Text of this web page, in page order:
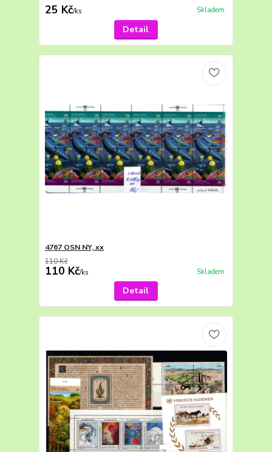
25 Kč/ks Skladem
Detail
4767 OSN NY, xx
110 Kč
110 Kč/ks Skladem
Detail